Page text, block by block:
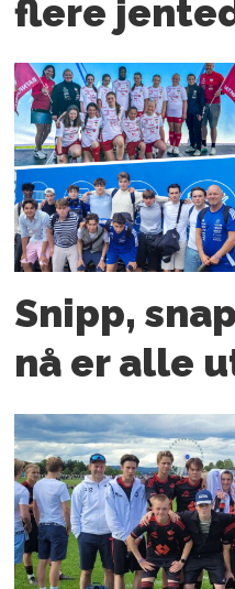
flere
Snipp,
nå er alle